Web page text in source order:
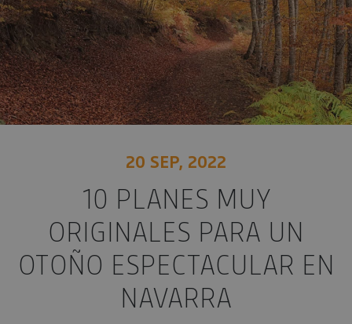
20 SEP, 2022
10 PLANES MUY
ORIGINALES PARA UN
OTOÑO ESPECTACULAR EN
NAVARRA